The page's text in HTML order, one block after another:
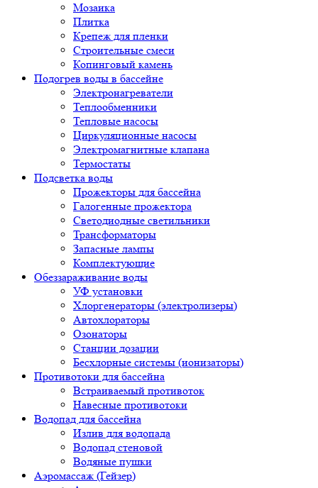
Мозаика
Плитка
Крепеж для пленки
Строительные смеси
Копинговый камень
Подогрев воды в бассейне
Электронагреватели
Теплообменники
Тепловые насосы
Циркуляционные насосы
Электромагнитные клапана
Термостаты
Подсветка воды
Прожекторы для бассейна
Галогенные прожектора
Светодиодные светильники
Трансформаторы
Запасные лампы
Комплектующие
Обеззараживание воды
УФ установки
Хлоргенераторы (электролизеры)
Автохлораторы
Озонаторы
Станции дозации
Бесхлорные системы (ионизаторы)
Противотоки для бассейна
Встраиваемый противоток
Навесные противотоки
Водопад для бассейна
Излив для водопада
Водопад стеновой
Водяные пушки
Аэромассаж (Гейзер)